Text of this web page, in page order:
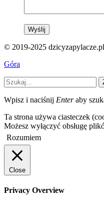
© 2019-2025 dzicyzapylacze.pl
Góra
Wpisz i naciśnij Enteraby
Ta strona używa ciasteczek
Możesz wyłączyć obsługę
Rozumiem
Close
Privacy Overview